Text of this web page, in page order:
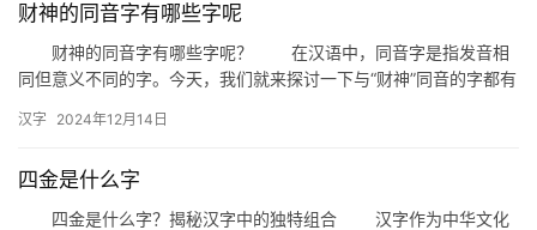
拼
财神的同音字有哪些字呢
财神的同音字有哪些字呢？ 在汉语中，同音字是指发音相
同但意义不同的字。今天，我们就来探讨一下与“财神”同音的字都有
汉字 2024年12月14日
四金是什么字
四金是什么字？揭秘汉字中的独特组合 汉字作为中华文化